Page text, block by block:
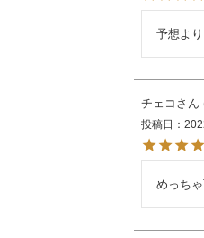
予想よ
チェコ
投稿日
めっち